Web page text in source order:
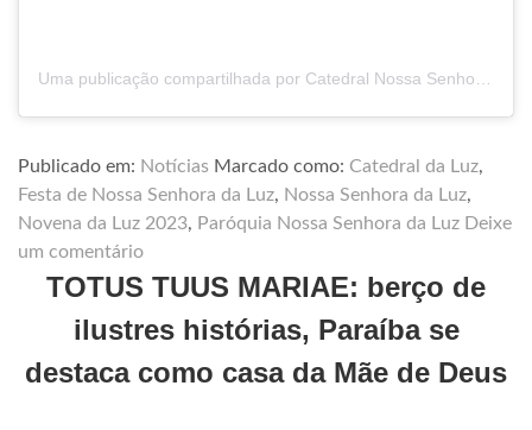
Uma publicação compartilhada por Catedral Nossa Senhora da Luz (@catedraldaluz_)
Publicado em: Notícias Marcado como: Catedral da Luz,
Festa de Nossa Senhora da Luz, Nossa Senhora da Luz,
Novena da Luz 2023, Paróquia Nossa Senhora da Luz Deixe
um comentário
TOTUS TUUS MARIAE: berço de
ilustres histórias, Paraíba se
destaca como casa da Mãe de Deus